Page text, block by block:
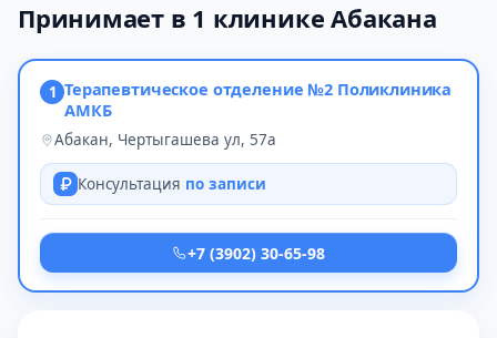
Принимает в 1 клинике Абакана
1 Терапевтическое отделение №2 Поликлиника
АМКБ
Абакан, Чертыгашева ул, 57а
Консультация по записи
+7 (3902) 30-65-98